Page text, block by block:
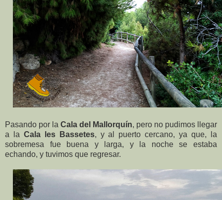
Pasando por la Cala del Mallorquín, pero no pudimos llegar
a la Cala les Bassetes, y al puerto cercano, ya que, la
sobremesa fue buena y larga, y la noche se estaba
echando, y tuvimos que regresar.